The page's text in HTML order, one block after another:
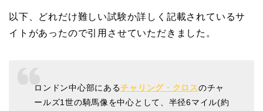
以下、どれだけ難しい試験か詳しく記載されているサ
イトがあったので引用させていただきました。
ロンドン中心部にあるチャリング・クロスのチャ
ールズ1世の騎馬像を中心として、半径6マイル(約